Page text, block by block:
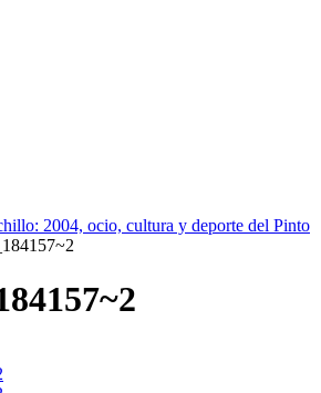
2004, ocio, cultura y deporte del Pinto